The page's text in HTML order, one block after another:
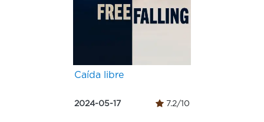
Caída libre
2024-05-17 7.2/10